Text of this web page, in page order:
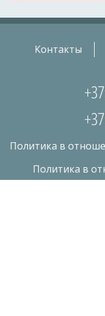
Контакты
Политика в
Политика в